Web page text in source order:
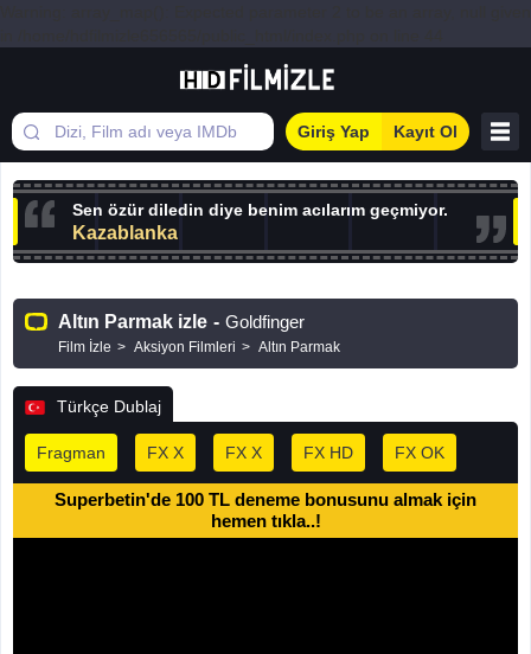
Giriş Yap Kayıt Ol
Sen özür diledin diye benim acılarım geçmiyor.
Kazablanka
Altın Parmak izle - Goldfinger
Film İzle Aksiyon Filmleri Altın Parmak
Türkçe Dublaj
Fragman FX X FX X FX HD FX OK
Superbetin'de 100 TL deneme bonusunu almak için
hemen tıkla..!